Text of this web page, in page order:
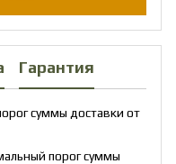
Гарантия
суммы доставки от
порог суммы